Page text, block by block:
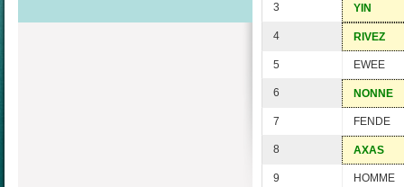
3 YIN
4 RIVEZ
5 EWEE
6 NONNE
7 FENDE
8 AXAS
9 HOMME